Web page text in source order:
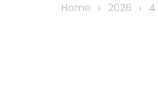
Home 2026 4